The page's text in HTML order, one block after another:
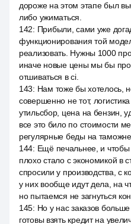
дороже на этом этапе был
либо ужиматься.
142: Прибыли, сами уже
функционирования той
реализовать. Нужны 1000
иначе новые цены мы бы
отшиваться в ci.
143: Нам тоже бы хотелось,
совершенно не тот,
утильсбор, цена на бензин,
все это било по стоимости
регулярные беды на
144: Ещё печальнее, и
плохо стало с экономикой в
спросили у производства, с
у них вообще идут дела, на
но пытаемся не загнуться
145: Но у нас заказов
готовы взять кредит на